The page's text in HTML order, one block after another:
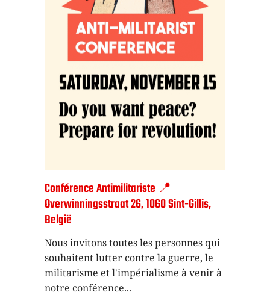
Conférence Antimilitariste 📍
Overwinningsstraat 26, 1060 Sint-Gillis,
België
Nous invitons toutes les personnes qui
souhaitent lutter contre la guerre, le
militarisme et l'impérialisme à venir à
notre conférence